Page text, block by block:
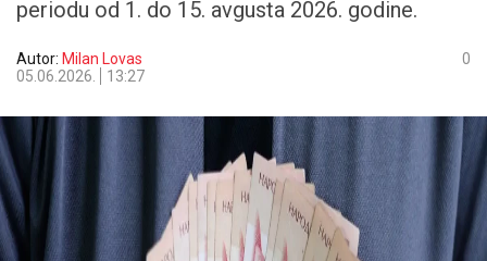
periodu od 1. do 15. avgusta 2026. godine.
Autor: Milan Lovas
05.06.2026.
13:27
0